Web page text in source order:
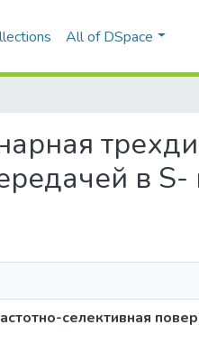
All of DSpace
в
селективная